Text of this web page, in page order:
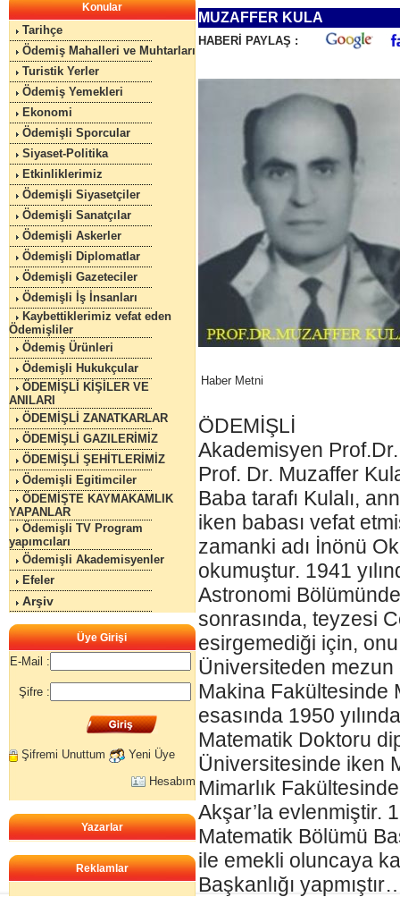
Konular
Tarihçe
Ödemiş Mahalleri ve Muhtarları
Turistik Yerler
Ödemiş Yemekleri
Ekonomi
Ödemişli Sporcular
Siyaset-Politika
Etkinliklerimiz
Ödemişli Siyasetçiler
Ödemişli Sanatçılar
Ödemişli Askerler
Ödemişli Diplomatlar
Ödemişli Gazeteciler
Ödemişli İş İnsanları
Kaybettiklerimiz vefat eden
Ödemişliler
Ödemiş Ürünleri
Ödemişli Hukukçular
ÖDEMİŞLİ KİŞİLER VE
ANILARI
ÖDEMİŞLİ ZANATKARLAR
ÖDEMİŞLİ GAZILERİMİZ
ÖDEMİŞLİ ŞEHİTLERİMİZ
Ödemişli Egitimciler
ÖDEMİŞTE KAYMAKAMLIK
YAPANLAR
Ödemişli TV Program
yapımcıları
Ödemişli Akademisyenler
Efeler
Arşiv
Üye Girişi
E-Mail :
Şifre :
Şifremi Unuttum
Yeni Üye
Hesabım
Yazarlar
Reklamlar
MUZAFFER KULA
HABERİ PAYLAŞ :
Haber Metni
ÖDEMİŞLİ
Akademisyen
Prof. Dr. Muzaffer
Baba tarafı Kulalı,
iken babası vefat
zamanki adı İnönü
okumuştur. 1941
Astronomi
sonrasında, teyzesi
esirgemediği için,
Üniversiteden
Makina Fakültesinde
esasında 1950
Matematik Doktoru
Üniversitesinde iken
Mimarlık
Akşar’la evlenmiştir.
Matematik Bölümü
ile emekli oluncaya
Başkanlığı